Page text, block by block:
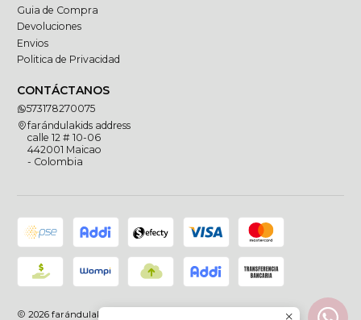
Guia de Compra
Devoluciones
Envios
Politica de Privacidad
CONTÁCTANOS
573178270075
farándulakids address
calle 12 # 10-06
442001 Maicao
- Colombia
2026 farándulakids.